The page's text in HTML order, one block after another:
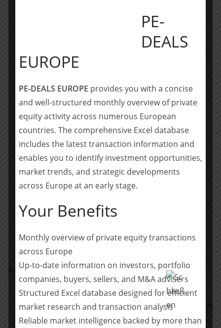
„Distressed M&A“ bzw. Begleitung des
Unternehmensverkaufs sowie Unternehmenskaufs in
Seit mehr als 35 Jahren ist das Unternehmen Partner
M&A Häusern Deutschlands.
Für Rückfragen steht Ihnen Bernd Müller (Vorstand)
gerne zur Verfügung.
www.sattlerundpartner.de
Teilen
NETWORK berät Hausheld AG bei Kapitalerhöhung
mit der DBAG
IK Investment Partners enters exclusive
negotiations with Ardian for the acquisition of
Kersia
PE-
DEALS
EUROPE
PE-DEALS EUROPE provides you with a concise
and well-structured monthly overview of private
equity activity across numerous European
countries. The comprehensive Excel database
includes the latest transaction information and
enables you to identify investment opportunities,
market trends, and strategic developments
across Europe at an early stage.
Your Benefits
Monthly overview of private equity transactions
across Europe
Up-to-date information on investors, portfolio
companies, buyers, sellers, and M&A advisers
Structured Excel database designed for efficient
market research and transaction analysis
Reliable market intelligence backed by more than